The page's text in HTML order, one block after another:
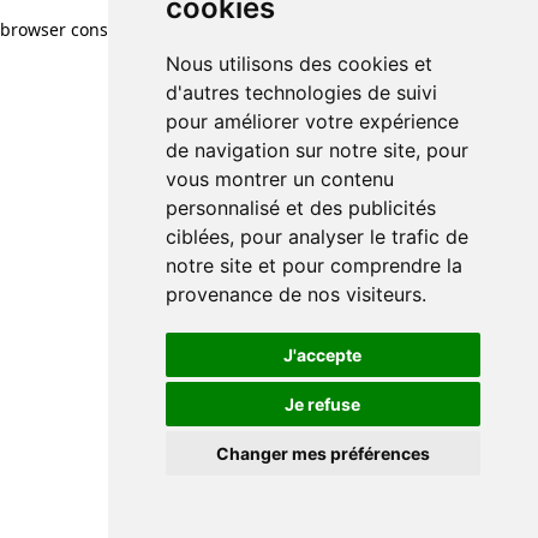
cookies
Nous utilisons des cookies et
d'autres technologies de suivi
pour améliorer votre expérience
de navigation sur notre site, pour
vous montrer un contenu
personnalisé et des publicités
ciblées, pour analyser le trafic de
notre site et pour comprendre la
provenance de nos visiteurs.
J'accepte
Je refuse
Changer mes préférences
browser console for more information)